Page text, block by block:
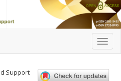
T
o
l
Support